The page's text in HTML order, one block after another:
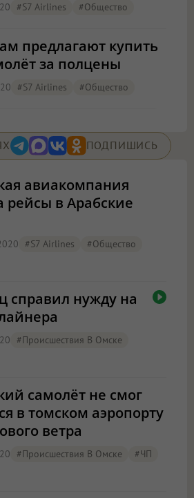
#S7 Airlines #Общество
предлагают купить
за полцены
#S7 Airlines #Общество
ПОДПИШИСЬ
авиакомпания
рейсы в Арабские
#S7 Airlines
#Общество
справил нужду на
#Происшествия В Омске
самолёт не смог
в томском аэропорту
ветра
#Происшествия В Омске
#ЧП